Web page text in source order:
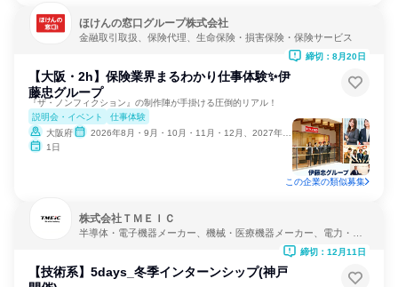
ほけんの窓口グループ株式会社
金融取引取扱、保険代理、生命保険・損害保険・保険サービス
【大阪・2h】保険業界まるわかり仕事体験✨伊
藤忠グループ
『ザ・ノンフィクション』の制作陣が手掛ける圧倒的リアル！
説明会・イベント
仕事体験
大阪府
2026年8月・9月・10月・11月・12月、2027年1月
1日
締切：8月20日
この企業の類似募集
株式会社ＴＭＥＩＣ
半導体・電子機器メーカー、機械・医療機器メーカー、電力・ガ
【技術系】5days_冬季インターンシップ(神戸
締切：12月11日